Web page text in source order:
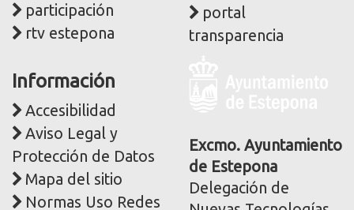
participación
rtv estepona
portal
transparencia
Información
Accesibilidad
Aviso Legal y
Protección de Datos
Mapa del sitio
Normas Uso Redes
corporativa
Excmo. Ayuntamiento
de Estepona
Delegación de